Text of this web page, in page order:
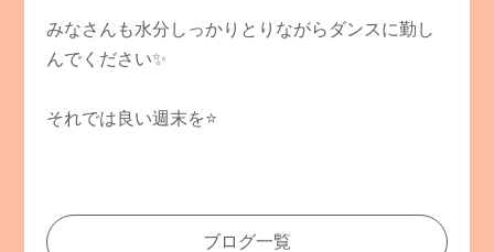
みなさんも水分しっかりとりながらダンスに勤し
んでください✨
それでは良い週末を⭐️
ブログ一覧